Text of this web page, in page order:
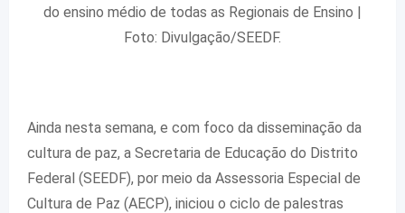
do ensino médio de todas as Regionais de Ensino |
Foto: Divulgação/SEEDF.
Ainda nesta semana, e com foco da disseminação da
cultura de paz, a Secretaria de Educação do Distrito
Federal (SEEDF), por meio da Assessoria Especial de
Cultura de Paz (AECP), iniciou o ciclo de palestras